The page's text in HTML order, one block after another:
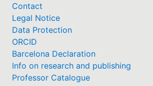
Contact
Legal Notice
Data Protection
ORCID
Barcelona Declaration
Info on research and publishing
Professor Catalogue